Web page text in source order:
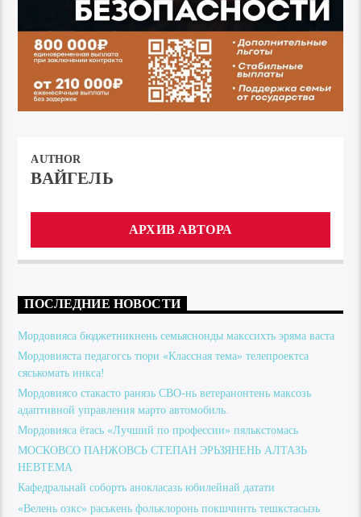
AUTHOR
ВАЙГЕЛЬ
АРХИВ АВТОРА
ПОСЛЕДНИЕ НОВОСТИ
Мордовияса бюджетникнень семьяснонды макссихть эряма васта
Мордовияста педагогсь тюри «Классная тема» телепроектса
сяськомать инкса!
Мордовиясо стакасто ранязь СВО-нь ветеранонтень максозь
адаптивной управления марто автомобиль.
Мордовияса ётась «Лучший по профессии» пялькстомась
МОСКОВСО ПАНЖОВСЬ СТЕПАН ЭРЬЗЯНЕНЬ АЛТАЗЬ
НЕВТЕМА
Кафедральнай соборть анокласазь юбилейнай датати
«Велень озкс» раськень фольклоронь покшчинть тешкстасызь